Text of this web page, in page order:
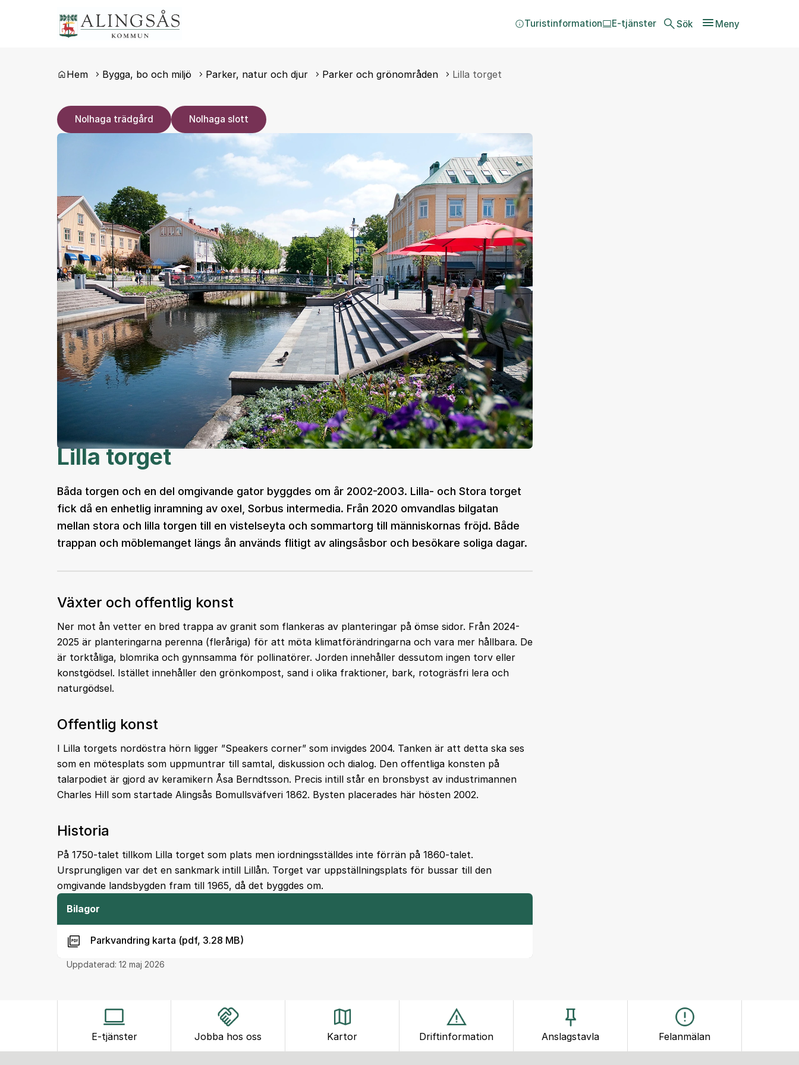
Sök Meny
Turistinformation E-tjänster
Du är här:
Hem Bygga, bo och miljö Parker, natur och djur Parker och grönområden Lilla torget
Nolhaga trädgård Nolhaga slott
Lilla torget
Båda torgen och en del omgivande gator byggdes om år 2002-2003. Lilla- och Stora torget
fick då en enhetlig inramning av oxel, Sorbus intermedia. Från 2020 omvandlas bilgatan
mellan stora och lilla torgen till en vistelseyta och sommartorg till människornas fröjd. Både
trappan och möblemanget längs ån används flitigt av alingsåsbor och besökare soliga dagar.
Växter och offentlig konst
Ner mot ån vetter en bred trappa av granit som flankeras av planteringar på ömse sidor. Från 2024-
2025 är planteringarna perenna (fleråriga) för att möta klimatförändringarna och vara mer hållbara. De
är torktåliga, blomrika och gynnsamma för pollinatörer. Jorden innehåller dessutom ingen torv eller
konstgödsel. Istället innehåller den grönkompost, sand i olika fraktioner, bark, rotogräsfri lera och
naturgödsel.
Offentlig konst
I Lilla torgets nordöstra hörn ligger ”Speakers corner” som invigdes 2004. Tanken är att detta ska ses
som en mötesplats som uppmuntrar till samtal, diskussion och dialog. Den offentliga konsten på
talarpodiet är gjord av keramikern Åsa Berndtsson. Precis intill står en bronsbyst av industrimannen
Charles Hill som startade Alingsås Bomullsväfveri 1862. Bysten placerades här hösten 2002.
Historia
På 1750-talet tillkom Lilla torget som plats men iordningsställdes inte förrän på 1860-talet.
Ursprungligen var det en sankmark intill Lillån. Torget var uppställningsplats för bussar till den
omgivande landsbygden fram till 1965, då det byggdes om.
Bilagor
Parkvandring karta (pdf, 3.28 MB)
Uppdaterad: 12 maj 2026
E-tjänster Jobba hos oss Kartor Driftinformation Anslagstavla Felanmälan